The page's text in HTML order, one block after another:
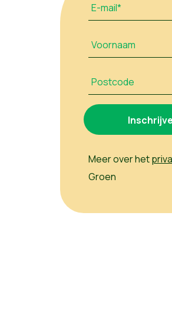
E-mail*
Voornaam
Postcode
Meer over het
Groen